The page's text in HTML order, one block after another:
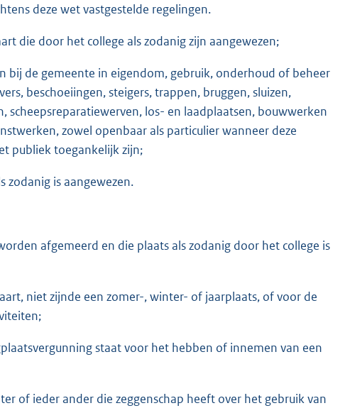
deze wet vastgestelde regelingen.
die door het college als zodanig zijn aangewezen;
bij de gemeente in eigendom, gebruik, onderhoud of beheer
beschoeiingen, steigers, trappen, bruggen, sluizen,
scheepsreparatiewerven, los- en laadplaatsen, bouwwerken
zowel openbaar als particulier wanneer deze
publiek toegankelijk zijn;
zodanig is aangewezen.
afgemeerd en die plaats als zodanig door het college is
niet zijnde een zomer-, winter- of jaarplaats, of voor de
staat voor het hebben of innemen van een
of ieder ander die zeggenschap heeft over het gebruik van